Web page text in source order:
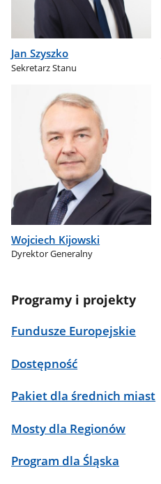
Jan Szyszko
Sekretarz Stanu
Wojciech Kijowski
Dyrektor Generalny
Programy i projekty
Fundusze Europejskie
Dostępność
Pakiet dla średnich miast
Mosty dla Regionów
Program dla Śląska